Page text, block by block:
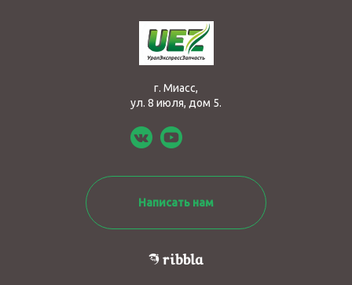
г. Миасс,
ул. 8 июля, дом 5.
Написать нам